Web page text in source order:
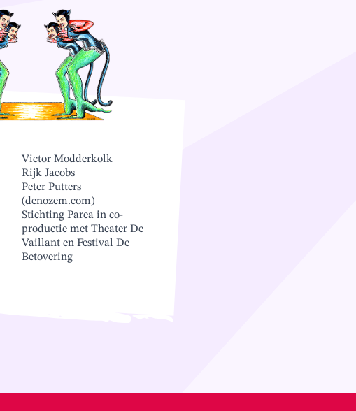
Victor Modderkolk
Rijk Jacobs
Peter Putters
(denozem.com)
Stichting Parea in co-
productie met Theater De
Vaillant en Festival De
Betovering